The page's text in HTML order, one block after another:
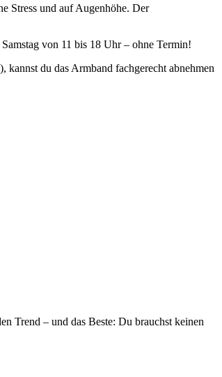
Stress und auf Augenhöhe. Der
von 11 bis 18 Uhr – ohne Termin!
kannst du das Armband fachgerecht abnehmen
Trend – und das Beste: Du brauchst keinen